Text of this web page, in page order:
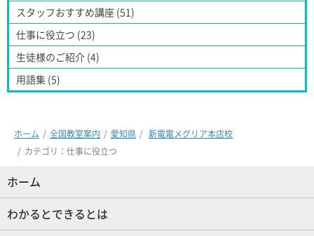
スタッフおすすめ講座 (51)
仕事に役立つ (23)
生徒様のご紹介 (4)
用語集 (5)
ホーム 全国教室案内 愛知県
新電電メグリア本店校
カテゴリ：仕事に役立つ
ホーム
わかるとできるとは